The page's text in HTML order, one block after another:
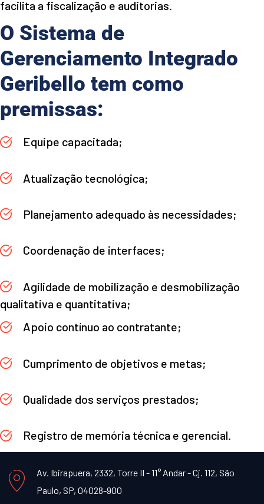
facilita a fiscalização e auditorias.
O Sistema de
Gerenciamento Integrado
Geribello tem como
premissas:
Equipe capacitada;
Atualização tecnológica;
Planejamento adequado às necessidades;
Coordenação de interfaces;
Agilidade de mobilização e desmobilização
qualitativa e quantitativa;
Apoio contínuo ao contratante;
Cumprimento de objetivos e metas;
Qualidade dos serviços prestados;
Registro de memória técnica e gerencial.
Av. Ibirapuera, 2332, Torre II - 11° Andar - Cj. 112, São
Paulo, SP, 04028-900